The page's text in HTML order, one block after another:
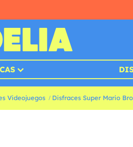
Videojuegos Disfraces Super Mario